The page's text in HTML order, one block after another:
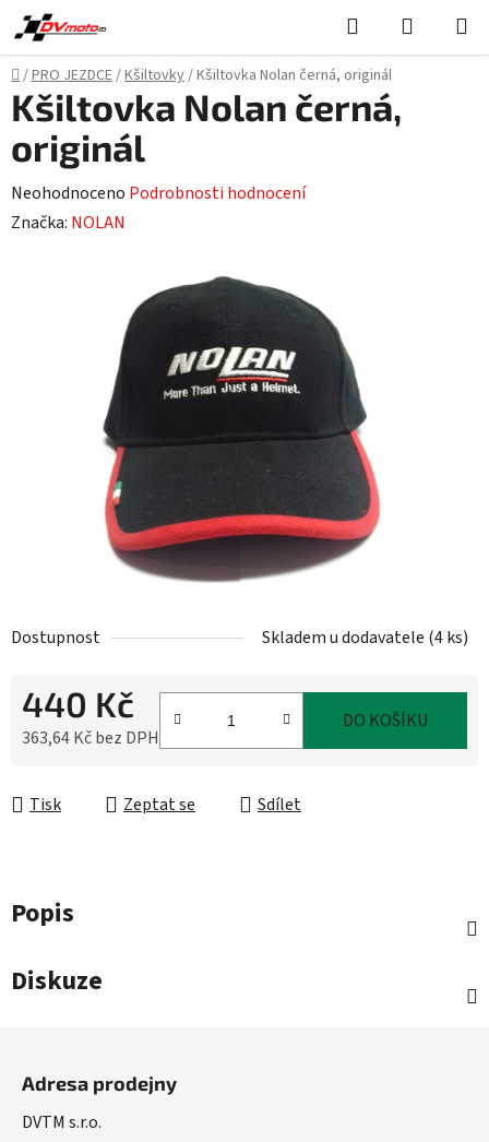
Přejít
na
obsah
Hledat
KOŠÍK
Domů
/PRO JEZDCE/Kšiltovky/Kšiltovka Nolan černá, originál
Dostupnost Skladem u dodavatele (4 ks)
440 Kč
363,64 Kč bez DPH
DO KOŠÍKU
Tisk Zeptat se Sdílet
Kšiltovka Nolan černá,
originál
Průměrné
hodnocení
Neohodnoceno Podrobnosti hodnocení
Značka: NOLAN
Popis
Diskuze
Adresa prodejny
DVTM s.r.o.